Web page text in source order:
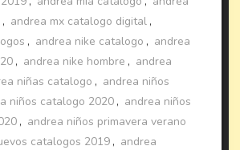
, andrea mx catalogo digital ,
, andrea nike catalogo , andrea
, andrea nike hombre , andrea
niñas catalogo , andrea niños
niños catalogo 2020 , andrea niños
, andrea niños primavera verano
catalogos 2019 , andrea